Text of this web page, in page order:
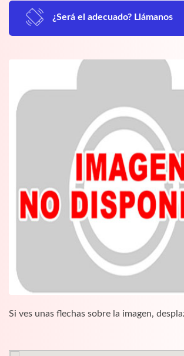
¿Será el adecuado? Llámanos
Si ves unas flechas sobre la imagen,